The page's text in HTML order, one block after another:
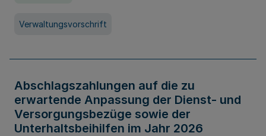
Verwaltungsvorschrift
Abschlagszahlungen auf die zu
erwartende Anpassung der Dienst- und
Versorgungsbezüge sowie der
Unterhaltsbeihilfen im Jahr 2026